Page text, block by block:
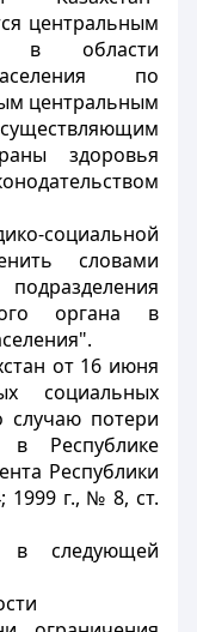
центральным
в области
по
центральным
здоровья
социальной
словами
органа в
от 16 июня
социальных
случаю потери
Республике
Республики
1999 г., № 8, ст.
следующей